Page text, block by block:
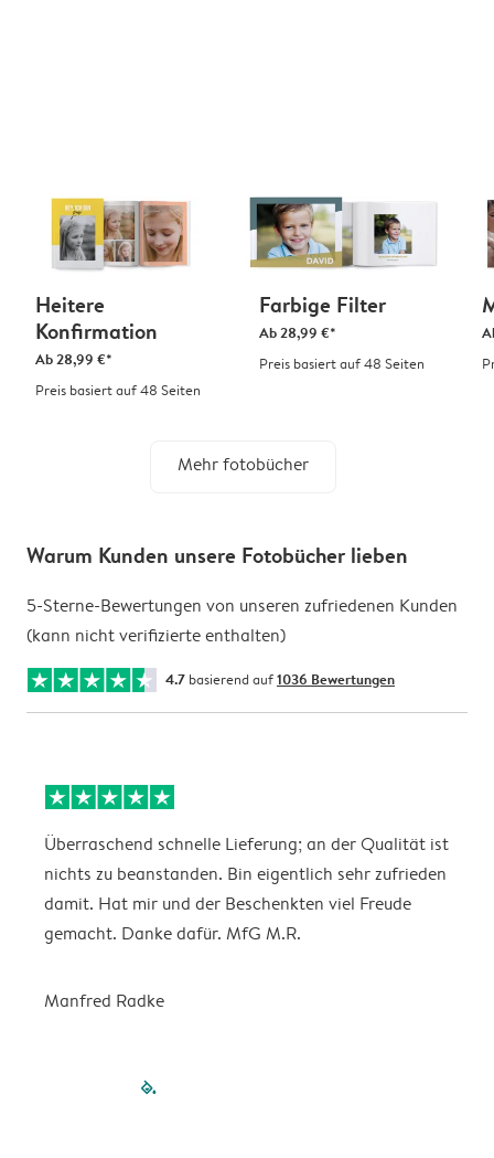
Heitere
Konfirmation
Ab28,99 €*
Preis basiert auf 48 Seiten
Farbige Filter
Ab28,99 €*
Preis basiert auf 48 Seiten
Mehr fotobücher
Warum Kunden unsere Fotobücher lieben
5-Sterne-Bewertungen von unseren zufriedenen Kunden
(kann nicht verifizierte enthalten)
4.7 basierend auf1036 Bewertungen
Überraschend schnelle Lieferung; an der Qualität ist
nichts zu beanstanden. Bin eigentlich sehr zufrieden
damit. Hat mir und der Beschenkten viel Freude
gemacht. Danke dafür. MfG M.R.
Manfred Radke
filled-pagination